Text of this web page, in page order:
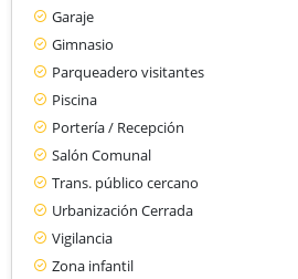
Garaje
Gimnasio
Parqueadero visitantes
Piscina
Portería / Recepción
Salón Comunal
Trans. público cercano
Urbanización Cerrada
Vigilancia
Zona infantil